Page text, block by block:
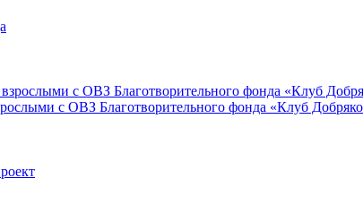
с ОВЗ Благотворительного фонда «Клуб